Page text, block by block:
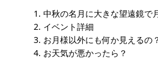
中秋の名月に大きな望遠鏡で
イベント詳細
お月様以外にも何か見えるの
お天気が悪かったら？